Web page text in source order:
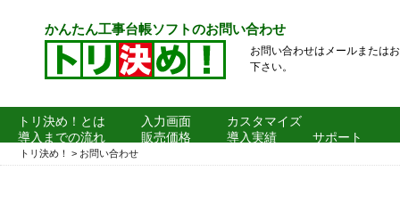
かんたん工事台帳ソフトのお問い合わせ
お問い合わせはメールまたは
下さい。
トリ決め！とは 入力画面
カスタマイズ
導入までの流れ
販売価格 導入実績
サポート
よくある質問
トリ決め！ > お問い合わせ